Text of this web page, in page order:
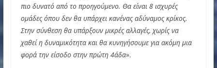
πιο δυνατό από το προηγούμενο. Θα είναι 8 ισχυρές
ομάδες όπου δεν θα υπάρχει κανένας αδύναμος κρίκος.
Στην σύνθεση θα υπάρξουν μικρές αλλαγές, χωρίς να
χαθεί η δυναμικότητα και θα κυνηγήσουμε για ακόμη μια
φορά την είσοδο στην πρώτη 4άδα».